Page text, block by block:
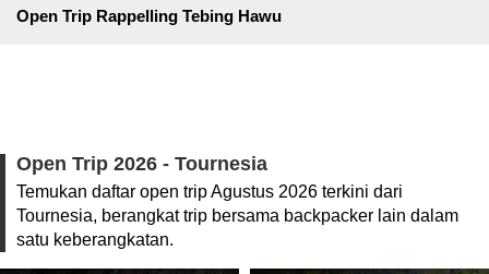
Open Trip Rappelling Tebing Hawu
Open Trip 2026 - Tournesia
Temukan daftar open trip Agustus 2026 terkini dari
Tournesia, berangkat trip bersama backpacker lain dalam
satu keberangkatan.